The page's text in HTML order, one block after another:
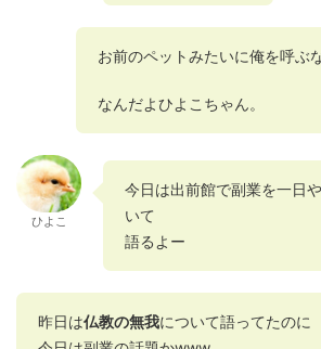
お前のペットみたいに俺を呼ぶ
なんだよひよこちゃん。
ひよこ
今日は出前館で副業を一日
いて
語るよー
昨日は仏教の無我について語ってたのに